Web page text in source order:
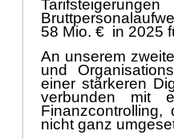
58 Mio. € in 2025
An unserem
und
einer stärkeren
verbunden mit
nicht ganz